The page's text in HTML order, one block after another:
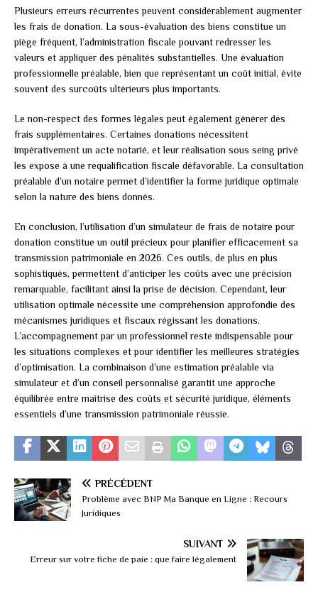
Plusieurs erreurs récurrentes peuvent considérablement augmenter
les frais de donation. La sous-évaluation des biens constitue un
piège fréquent, l’administration fiscale pouvant redresser les
valeurs et appliquer des pénalités substantielles. Une évaluation
professionnelle préalable, bien que représentant un coût initial, évite
souvent des surcoûts ultérieurs plus importants.
Le non-respect des formes légales peut également générer des
frais supplémentaires. Certaines donations nécessitent
impérativement un acte notarié, et leur réalisation sous seing privé
les expose à une requalification fiscale défavorable. La consultation
préalable d’un notaire permet d’identifier la forme juridique optimale
selon la nature des biens donnés.
En conclusion, l’utilisation d’un simulateur de frais de notaire pour
donation constitue un outil précieux pour planifier efficacement sa
transmission patrimoniale en 2026. Ces outils, de plus en plus
sophistiqués, permettent d’anticiper les coûts avec une précision
remarquable, facilitant ainsi la prise de décision. Cependant, leur
utilisation optimale nécessite une compréhension approfondie des
mécanismes juridiques et fiscaux régissant les donations.
L’accompagnement par un professionnel reste indispensable pour
les situations complexes et pour identifier les meilleures stratégies
d’optimisation. La combinaison d’une estimation préalable via
simulateur et d’un conseil personnalisé garantit une approche
équilibrée entre maîtrise des coûts et sécurité juridique, éléments
essentiels d’une transmission patrimoniale réussie.
PRÉCÉDENT
Problème avec BNP Ma Banque en Ligne : Recours
Juridiques
SUIVANT
Erreur sur votre fiche de paie : que faire légalement